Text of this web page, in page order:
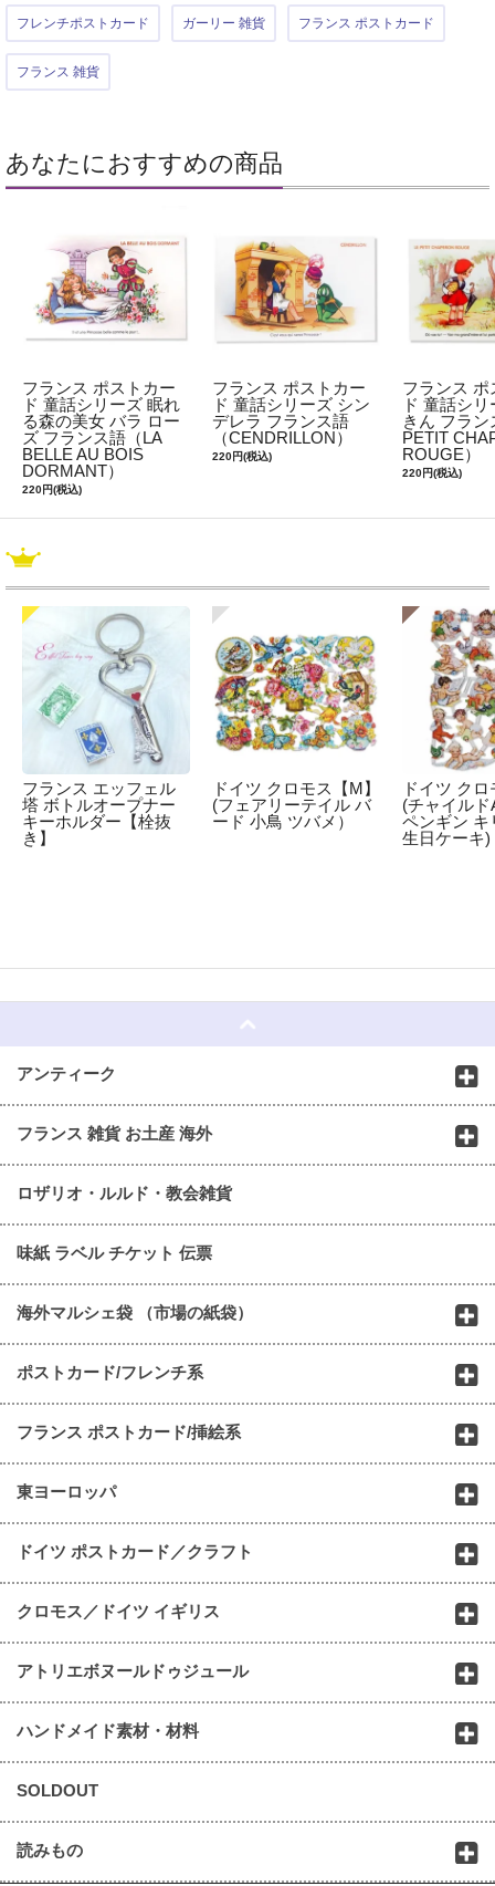
フレンチポストカード ガーリー 雑貨 フランス ポストカード
フランス 雑貨
あなたにおすすめの商品
フランス ポストカー
ド 童話シリーズ 眠れ
る森の美女 バラ ロー
ズ フランス語（LA
BELLE AU BOIS
DORMANT）
220円(税込)
フランス ポストカー
ド 童話シリーズ シン
デレラ フランス語
（CENDRILLON）
220円(税込)
フランス ポ
ド 童話シ
きん フラン
PETIT
ROUGE）
220円(税込)
フランス エッフェル
塔 ボトルオープナー
キーホルダー【栓抜
き】
ドイツ クロモス【M】
(フェアリーテイル バ
ード 小鳥 ツバメ）
ドイツ ク
(チャイルド
ペンギン キ
生日ケーキ)
アンティーク
フランス 雑貨 お土産 海外
ロザリオ・ルルド・教会雑貨
味紙 ラベル チケット 伝票
海外マルシェ袋 （市場の紙袋）
ポストカード/フレンチ系
フランス ポストカード/挿絵系
東ヨーロッパ
ドイツ ポストカード／クラフト
クロモス／ドイツ イギリス
アトリエボヌールドゥジュール
ハンドメイド素材・材料
SOLDOUT
読みもの